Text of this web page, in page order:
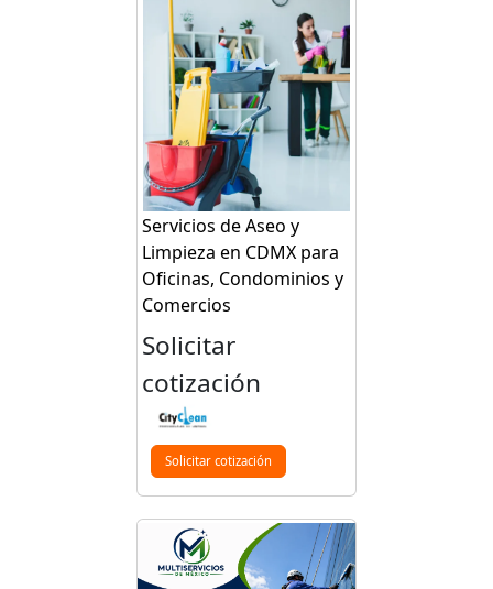
Servicios de Aseo y
Limpieza en CDMX para
Oficinas, Condominios y
Comercios
Solicitar
cotización
Solicitar cotización